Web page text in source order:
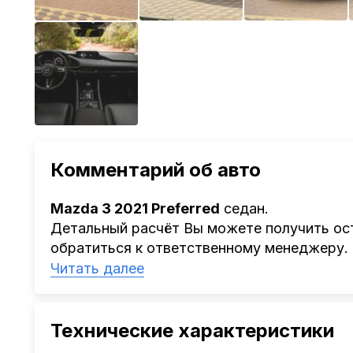
Комментарий об авто
Mazda 3 2021 Preferred седан.
Детальный расчёт Вы можете получить
обратиться к ответственному менеджеру.
Наша компания
проверка автомобиля, полное
растаможке. Экономьте свое время и
Читать далее
Технические характеристики